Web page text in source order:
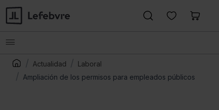
Actualidad
Laboral
Ampliación de los permisos para empleados públicos